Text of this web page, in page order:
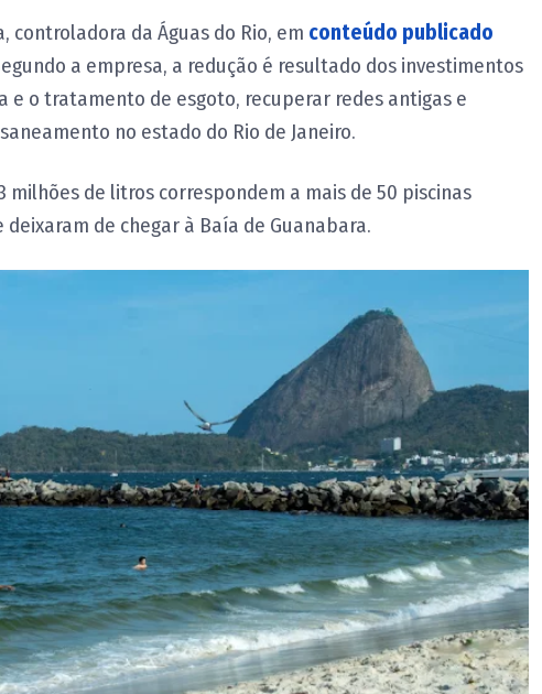
controladora da Águas do Rio, em conteúdo publicado
a empresa, a redução é resultado dos investimentos
e o tratamento de esgoto, recuperar redes antigas e
no estado do Rio de Janeiro.
milhões de litros correspondem a mais de 50 piscinas
de chegar à Baía de Guanabara.